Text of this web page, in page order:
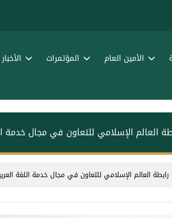
الأمين العام المؤتمرات الأخبار
الإسلامي للتعاون في مجال خدمة
العالم الإسلامي للتعاون في مجال خدمة اللغة